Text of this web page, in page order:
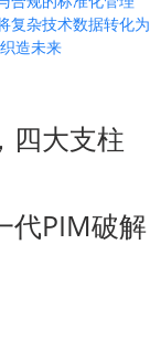
复杂技术数据转化为
造未来
四大支柱
代PIM破解